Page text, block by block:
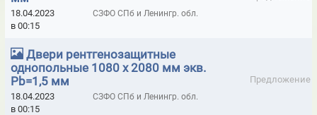
ЗАЗЕМЛЕНИЯ ПЕРЕНОСНЫЕ ПОДСТАНЦИОННЫЕ ЗПП ДО 220 КВТ
ЗАЗЕМЛЕНИЯ ПЕРЕНОСНЫЕ ПОДСТАНЦИОННЫЕ ЗПП ДО 35 КВТ
ИЗМЕРИТЕЛИ РАССТОЯНИЯ УЛЬТРАЗВУКОВЫЕ
КЛАПАНЫ ДЛЯ ПОЖАРНЫХ ШКАФОВ ДИНАРМ
КЛЕЙ PENOSIL ХОЛОДНАЯ СВАРКА
18.04.2023
в 00:15
СЗФО СПб и Ленингр. обл.
Двери рентгенозащитные
однопольные 1080 х 2080 мм экв.
Pb=1,5 мм
Предложение
18.04.2023
в 00:15
СЗФО СПб и Ленингр. обл.